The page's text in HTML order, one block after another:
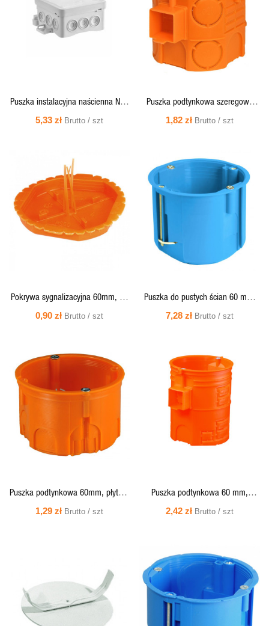
PODGLĄD
Puszka instalacyjna naścienna NS5
FASTBOX&HOOK szary 35360102
5,33 zł Brutto / szt
PODGLĄD
Puszka podtynkowa szeregowa
S60DFw głeboka z wkrętami
1,82 zł Brutto / szt
SZYBKI
PODGLĄD
Pokrywa sygnalizacyjna 60mm, do
puszek podtynkowych - PS60
0,90 zł Brutto / szt
SZYBKI
PODGLĄD
Puszka do pustych ścian 60 mm,
głęboka, łączona - PV60D Simet
7,28 zł Brutto / szt
PODGLĄD
Puszka podtynkowa 60mm, płytka,
z wkrętami, pomarańczowa -
1,29 zł Brutto / szt
SZYBKI
PODGLĄD
Puszka podtynkowa 60 mm,
szeregowa, ekstra - głęboka 80
2,42 zł Brutto / szt
PODGLĄD
SZYBKI
PODGLĄD